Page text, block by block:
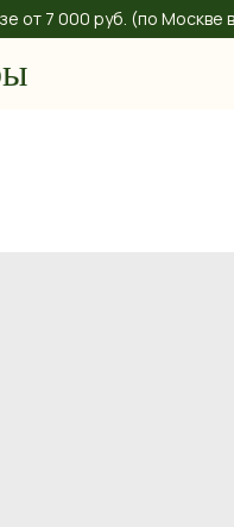
от 7 000 руб. (по